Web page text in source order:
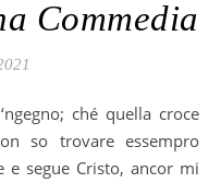
Commedia
so trovare essempro
e segue Cristo, ancor mi